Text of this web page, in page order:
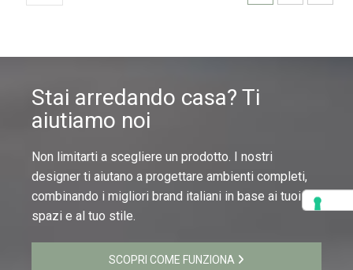
Stai arredando casa? Ti
aiutiamo noi
Non limitarti a scegliere un prodotto. I nostri
designer ti aiutano a progettare ambienti completi,
combinando i migliori brand italiani in base ai tuoi
spazi e al tuo stile.
SCOPRI COME FUNZIONA